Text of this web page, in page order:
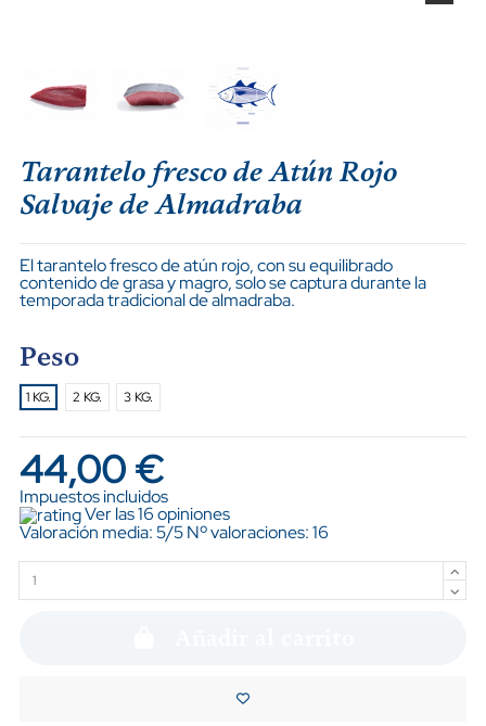
Tarantelo fresco de Atún Rojo
Salvaje de Almadraba
El tarantelo fresco de atún rojo, con su equilibrado
contenido de grasa y magro, solo se captura durante la
temporada tradicional de almadraba.
Peso
1 KG. 2 KG. 3 KG.
44,00 €
Impuestos incluidos
Ver las 16 opiniones
Valoración media:5/5 Nº valoraciones:16